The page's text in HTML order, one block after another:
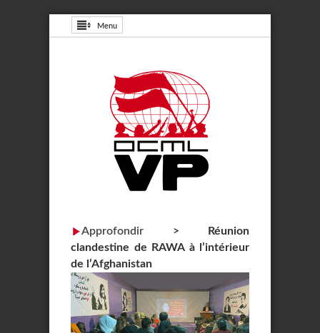
Menu
Approfondir >
Réunion
clandestine de RAWA à l’intérieur
de l’Afghanistan